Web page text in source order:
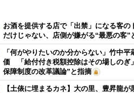
お酒を提供する店で「出禁」になる客
だけじゃない、店側が嫌がる“最悪の客”
「何がやりたいのか分からない」竹中
価 「給付付き税額控除はその場しのぎ
保障制度の改革議論”と指摘
【土俵に埋まるカネ】大の里、豊昇龍